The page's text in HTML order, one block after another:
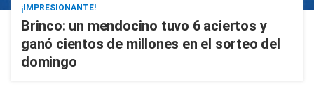
¡IMPRESIONANTE!
Brinco: un mendocino tuvo 6 aciertos y
ganó cientos de millones en el sorteo del
domingo